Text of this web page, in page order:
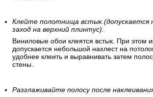
Клейте полотнища встык.(допускается
заход на верхний плинтус).
Виниловые обои клеятся встык. При этом
допускается небольшой нахлест на
удобнее клеить и выравнивать затем
стены.
Разглаживайте полосу после